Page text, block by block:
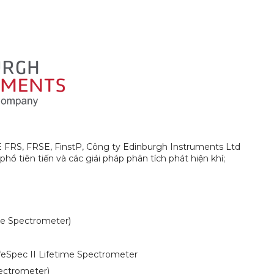
FRSE, FinstP, Công ty Edinburgh Instruments Ltd
tiên tiến và các giải pháp phân tích phát hiện khí;
Spectrometer)
II Lifetime Spectrometer